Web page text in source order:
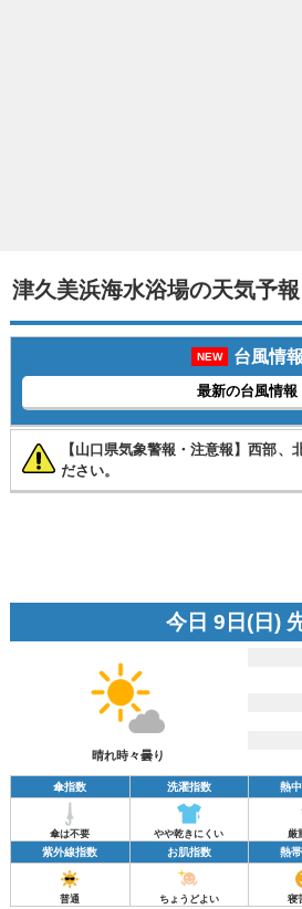
津久美浜海水浴場の天気予報
NEW 台風情報
最新の台風情報
【山口県気象警報・注意報】西部、
ださい。
今日 9日(日)
晴れ時々曇り
傘指数 洗濯指数 熱
傘は不要 やや乾きにくい 厳
紫外線指数 お肌指数 熱
普通 ちょうどよい 寝